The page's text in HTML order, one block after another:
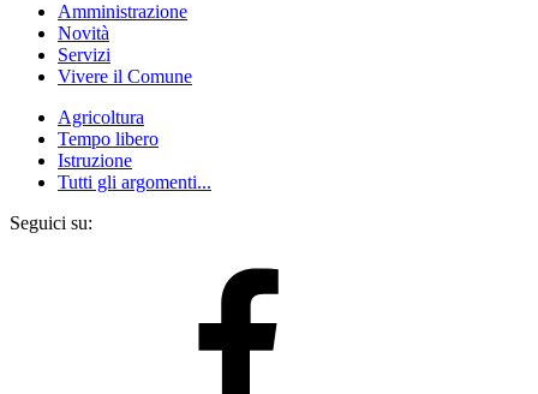
Amministrazione
Novità
Servizi
Vivere il Comune
Agricoltura
Tempo libero
Istruzione
Tutti gli argomenti...
Seguici su: